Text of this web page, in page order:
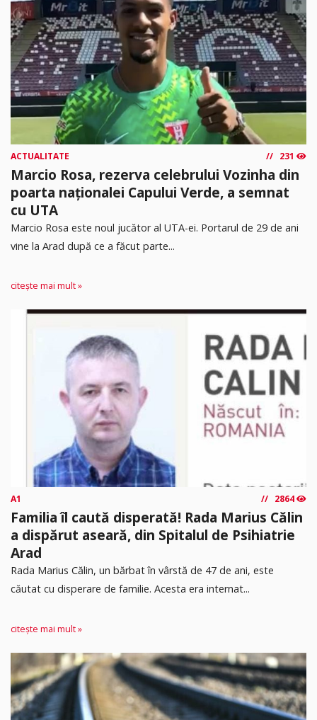
ACTUALITATE 231
Marcio Rosa, rezerva celebrului Vozinha din
poarta naționalei Capului Verde, a semnat
cu UTA
Marcio Rosa este noul jucător al UTA-ei. Portarul de 29 de ani
vine la Arad după ce a făcut parte...
citește mai mult »
A1 2864
Familia îl caută disperată! Rada Marius Călin
a dispărut aseară, din Spitalul de Psihiatrie
Arad
Rada Marius Călin, un bărbat în vârstă de 47 de ani, este
căutat cu disperare de familie. Acesta era internat...
citește mai mult »